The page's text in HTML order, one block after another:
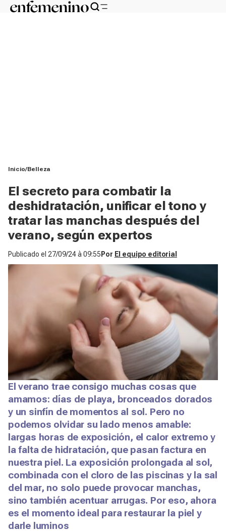
Inicio Belleza
El secreto para combatir la
deshidratación, unificar el tono y
tratar las manchas después del
verano, según expertos
Publicado el 27/09/24 à 09:55 Por El equipo editorial
El verano trae consigo muchas cosas que
amamos: días de playa, bronceados dorados
y un sinfín de momentos al sol. Pero no
podemos olvidar su lado menos amable:
largas horas de exposición, el calor extremo y
la falta de hidratación, que pasan factura en
nuestra piel. La exposición prolongada al sol,
combinada con el cloro de las piscinas y la sal
del mar, no solo puede provocar manchas,
sino también acentuar arrugas. Por eso, ahora
es el momento ideal para restaurar la piel y
darle luminos